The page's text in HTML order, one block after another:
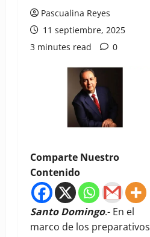
Pascualina Reyes
11 septiembre, 2025
3 minutes read
0
Comparte Nuestro
Contenido
Santo Domingo.- En el
marco de los preparativos